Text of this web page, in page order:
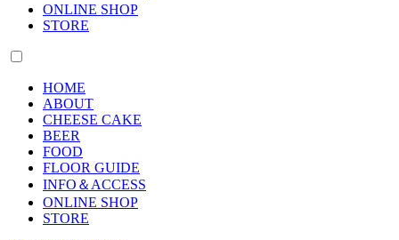
ONLINE SHOP
STORE
HOME
ABOUT
CHEESE CAKE
BEER
FOOD
FLOOR GUIDE
INFO＆ACCESS
ONLINE SHOP
STORE